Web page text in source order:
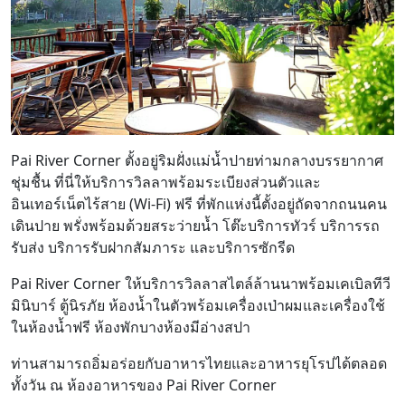
Pai River Corner ตั้งอยู่ริมฝั่งแม่น้ำปายท่ามกลางบรรยากาศ
ชุ่มชื้น ที่นี่ให้บริการวิลลาพร้อมระเบียงส่วนตัวและ
อินเทอร์เน็ตไร้สาย (Wi-Fi) ฟรี ที่พักแห่งนี้ตั้งอยู่ถัดจากถนนคน
เดินปาย พรั่งพร้อมด้วยสระว่ายน้ำ โต๊ะบริการทัวร์ บริการรถ
รับส่ง บริการรับฝากสัมภาระ และบริการซักรีด
Pai River Corner ให้บริการวิลลาสไตล์ล้านนาพร้อมเคเบิลทีวี
มินิบาร์ ตู้นิรภัย ห้องน้ำในตัวพร้อมเครื่องเป่าผมและเครื่องใช้
ในห้องน้ำฟรี ห้องพักบางห้องมีอ่างสปา
ท่านสามารถอิ่มอร่อยกับอาหารไทยและอาหารยุโรปได้ตลอด
ทั้งวัน ณ ห้องอาหารของ Pai River Corner